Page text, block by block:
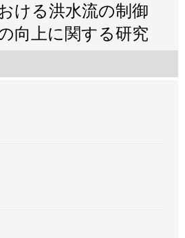
ける洪水流の制御
向上に関する研究